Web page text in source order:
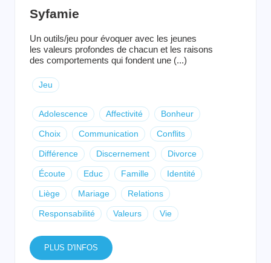
Syfamie
Un outils/jeu pour évoquer avec les jeunes
les valeurs profondes de chacun et les raisons
des comportements qui fondent une (...)
Jeu
Adolescence Affectivité Bonheur
Choix Communication Conflits
Différence Discernement Divorce
Écoute Educ Famille Identité
Liège Mariage Relations
Responsabilité Valeurs Vie
PLUS D'INFOS